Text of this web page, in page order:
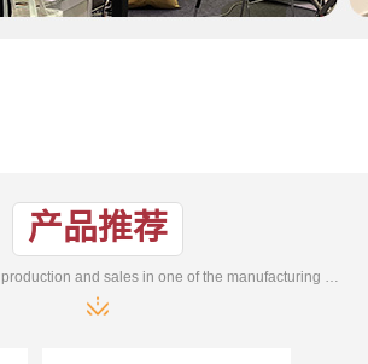
产品推荐